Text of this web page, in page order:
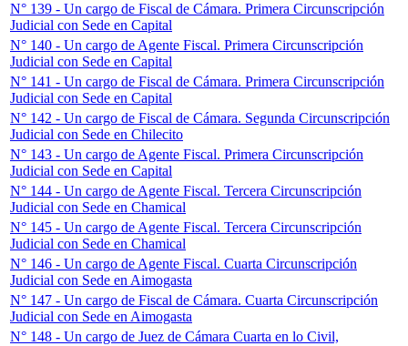
N° 139 - Un cargo de Fiscal de Cámara. Primera Circunscripción
Judicial con Sede en Capital
N° 140 - Un cargo de Agente Fiscal. Primera Circunscripción
Judicial con Sede en Capital
N° 141 - Un cargo de Fiscal de Cámara. Primera Circunscripción
Judicial con Sede en Capital
N° 142 - Un cargo de Fiscal de Cámara. Segunda Circunscripción
Judicial con Sede en Chilecito
N° 143 - Un cargo de Agente Fiscal. Primera Circunscripción
Judicial con Sede en Capital
N° 144 - Un cargo de Agente Fiscal. Tercera Circunscripción
Judicial con Sede en Chamical
N° 145 - Un cargo de Agente Fiscal. Tercera Circunscripción
Judicial con Sede en Chamical
N° 146 - Un cargo de Agente Fiscal. Cuarta Circunscripción
Judicial con Sede en Aimogasta
N° 147 - Un cargo de Fiscal de Cámara. Cuarta Circunscripción
Judicial con Sede en Aimogasta
N° 148 - Un cargo de Juez de Cámara Cuarta en lo Civil,